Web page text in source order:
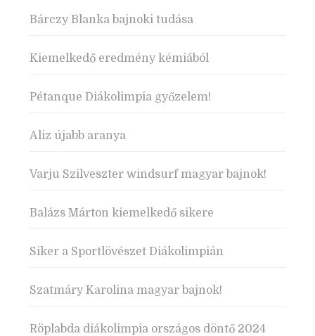
Bárczy Blanka bajnoki tudása
Kiemelkedő eredmény kémiából
Pétanque Diákolimpia győzelem!
Aliz újabb aranya
Varju Szilveszter windsurf magyar bajnok!
Balázs Márton kiemelkedő sikere
Siker a Sportlövészet Diákolimpián
Szatmáry Karolina magyar bajnok!
Röplabda diákolimpia országos döntő 2024